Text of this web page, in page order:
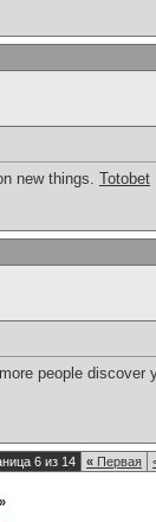
new things. Totobet
people discover
6 из 14 « Первая
»